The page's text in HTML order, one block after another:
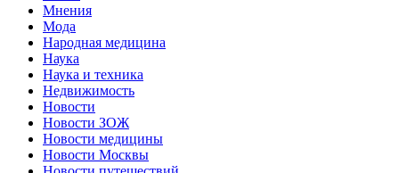
Мнения
Мода
Народная медицина
Наука
Наука и техника
Недвижимость
Новости
Новости ЗОЖ
Новости медицины
Новости Москвы